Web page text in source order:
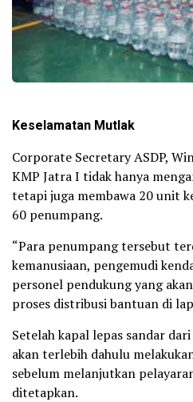
Keselamatan Mutlak
Corporate Secretary ASDP,
KMP Jatra I tidak hanya
tetapi juga membawa 20 unit
60 penumpang.
“Para penumpang tersebut
kemanusiaan, pengemudi
personel pendukung yang
proses distribusi bantuan di
Setelah kapal lepas sandar
akan terlebih dahulu
sebelum melanjutkan
ditetapkan.